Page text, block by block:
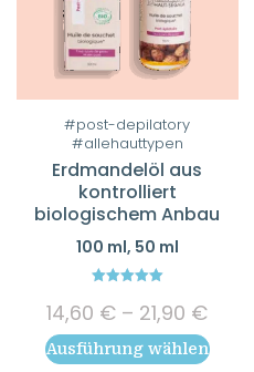
#post-depilatory
#allehauttypen
Erdmandelöl aus
kontrolliert
biologischem Anbau
100 ml, 50 ml
out of 5
14,60 € – 21,90 €
14,60
bis
Ausführung wählen
Dieses
Produkt
weist
mehrere
Varianten
auf.
Optionen
können